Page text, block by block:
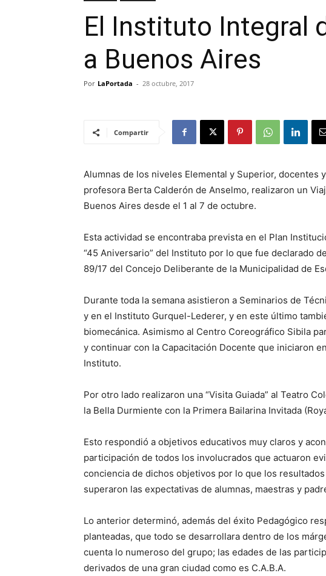
El Instituto Integral
a Buenos Aires
Por LaPortada - 28 octubre, 2017
Compartir
Alumnas de los niveles Elemental y Superior,
profesora Berta Calderón de Anselmo, realizaron un
Buenos Aires desde el 1 al 7 de octubre.
Esta actividad se encontraba prevista en el Plan
“45 Aniversario” del Instituto por lo que fue declarado
89/17 del Concejo Deliberante de la Municipalidad de
Durante toda la semana asistieron a Seminarios de
y en el Instituto Gurquel-Lederer, y en este último
biomecánica. Asimismo al Centro Coreográfico Sibila
y continuar con la Capacitación Docente que iniciaron
Instituto.
Por otro lado realizaron una “Visita Guiada” al Teatro
la Bella Durmiente con la Primera Bailarina Invitada
Esto respondió a objetivos educativos muy claros y
participación de todos los involucrados que actuaron
conciencia de dichos objetivos por lo que los
superaron las expectativas de alumnas, maestras y
Lo anterior determinó, además del éxito Pedagógico
planteadas, que todo se desarrollara dentro de los
cuenta lo numeroso del grupo; las edades de las
derivados de una gran ciudad como es C.A.B.A.